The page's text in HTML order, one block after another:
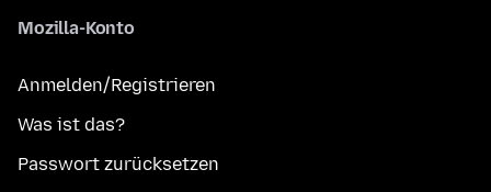
Mozilla-Konto
Anmelden/Registrieren
Was ist das?
Passwort zurücksetzen